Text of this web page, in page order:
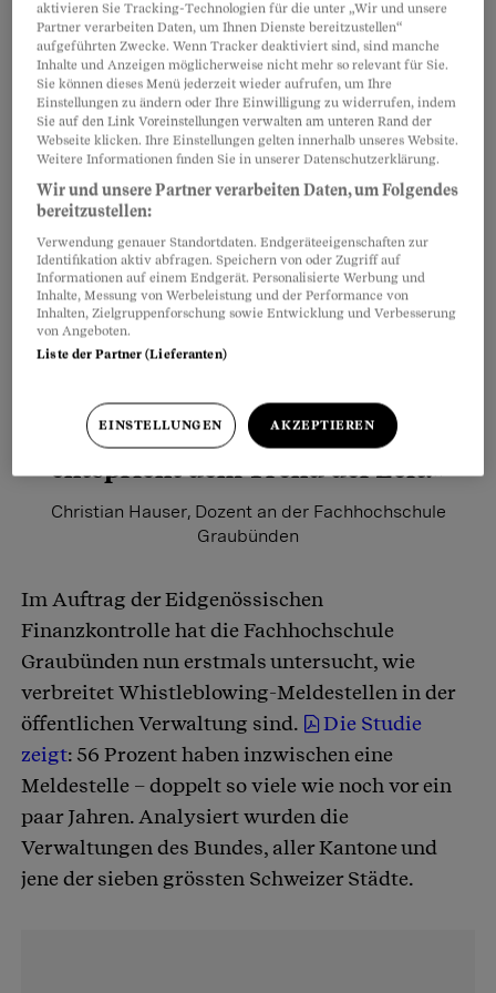
Partnerinhalte
«Die zunehmende Verbreitung von
Meldestellen in der Verwaltung
entspricht dem Trend der Zeit.»
Christian Hauser, Dozent an der Fachhochschule
Graubünden
Im Auftrag der Eidgenössischen
Finanzkontrolle hat die Fachhochschule
Graubünden nun erstmals untersucht, wie
verbreitet Whistleblowing-Meldestellen in der
öffentlichen Verwaltung sind.
Die Studie
zeigt: 56 Prozent haben inzwischen eine
Meldestelle – doppelt so viele wie noch vor ein
paar Jahren. Analysiert wurden die
Verwaltungen des Bundes, aller Kantone und
jene der sieben grössten Schweizer Städte.
aktivieren Sie Tracking-Technologien für die unter „Wir und unsere
Partner verarbeiten Daten, um Ihnen Dienste bereitzustellen“
aufgeführten Zwecke. Wenn Tracker deaktiviert sind, sind manche
Inhalte und Anzeigen möglicherweise nicht mehr so relevant für Sie.
Sie können dieses Menü jederzeit wieder aufrufen, um Ihre
Einstellungen zu ändern oder Ihre Einwilligung zu widerrufen, indem
Sie auf den Link Voreinstellungen verwalten am unteren Rand der
Webseite klicken. Ihre Einstellungen gelten innerhalb unseres Website.
Weitere Informationen finden Sie in unserer Datenschutzerklärung.
Wir und unsere Partner verarbeiten Daten, um Folgendes
bereitzustellen:
Verwendung genauer Standortdaten. Endgeräteeigenschaften zur
Identifikation aktiv abfragen. Speichern von oder Zugriff auf
Informationen auf einem Endgerät. Personalisierte Werbung und
Inhalte, Messung von Werbeleistung und der Performance von
Inhalten, Zielgruppenforschung sowie Entwicklung und Verbesserung
von Angeboten.
Liste der Partner (Lieferanten)
EINSTELLUNGEN AKZEPTIEREN